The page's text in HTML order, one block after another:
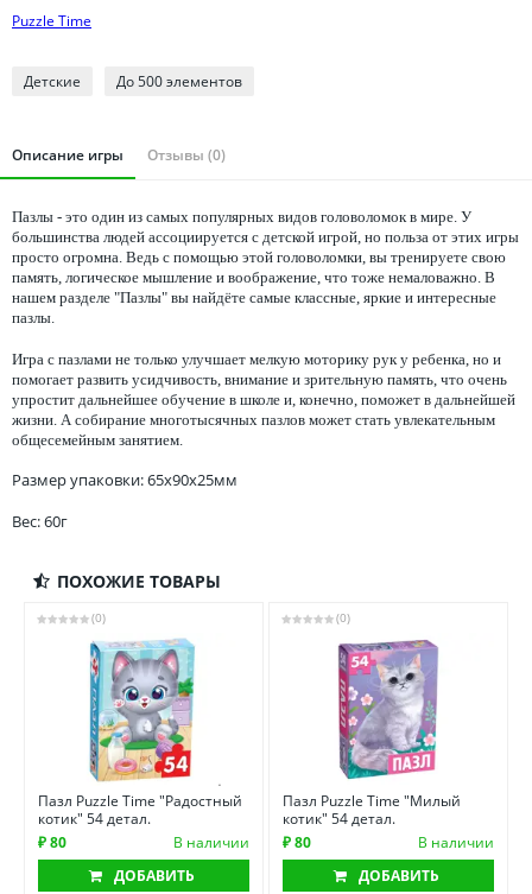
Тюменская область
Puzzle Time
Детcкие До 500 элементов
Описание игры Отзывы (0)
Пазлы - это один из самых популярных видов головоломок в мире. У
большинства людей ассоциируется с детской игрой, но польза от этих игры
просто огромна. Ведь с помощью этой головоломки, вы тренируете свою
память, логическое мышление и воображение, что тоже немаловажно. В
нашем разделе "Пазлы" вы найдёте самые классные, яркие и интересные
пазлы.
Игра с пазлами не только улучшает мелкую моторику рук у ребенка, но и
помогает развить усидчивость, внимание и зрительную память, что очень
упростит дальнейшее обучение в школе и, конечно, поможет в дальнейшей
жизни. А собирание многотысячных пазлов может стать увлекательным
общесемейным занятием.
Размер упаковки: 65x90x25мм
Вес: 60г
ПОХОЖИЕ ТОВАРЫ
(0)
Пазл Puzzle Time "Радостный
котик" 54 детал.
₽ 80
В наличии
ДОБАВИТЬ
(0)
Пазл Puzzle Time "Милый
котик" 54 детал.
₽ 80
В наличии
ДОБАВИТЬ